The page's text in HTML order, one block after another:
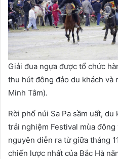
Giải đua ngựa được tổ chức
thu hút đông đảo du khách và
Minh Tâm).
Rời phố núi Sa Pa sầm uất,
trải nghiệm Festival mùa đông
nguyên diễn ra từ giữa tháng
chiến lược nhất của Bắc Hà